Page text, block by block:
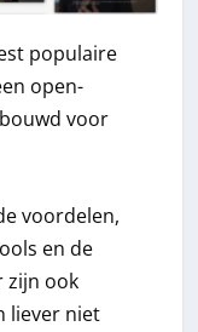
populaire
open-
voor
voordelen,
en de
zijn ook
liever niet